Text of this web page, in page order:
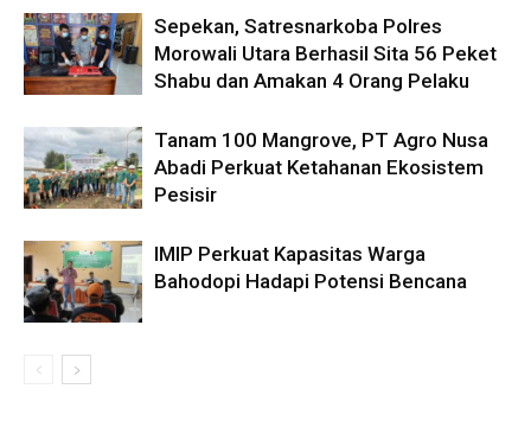
Sepekan, Satresnarkoba Polres
Morowali Utara Berhasil Sita 56 Peket
Shabu dan Amakan 4 Orang Pelaku
Tanam 100 Mangrove, PT Agro Nusa
Abadi Perkuat Ketahanan Ekosistem
Pesisir
IMIP Perkuat Kapasitas Warga
Bahodopi Hadapi Potensi Bencana